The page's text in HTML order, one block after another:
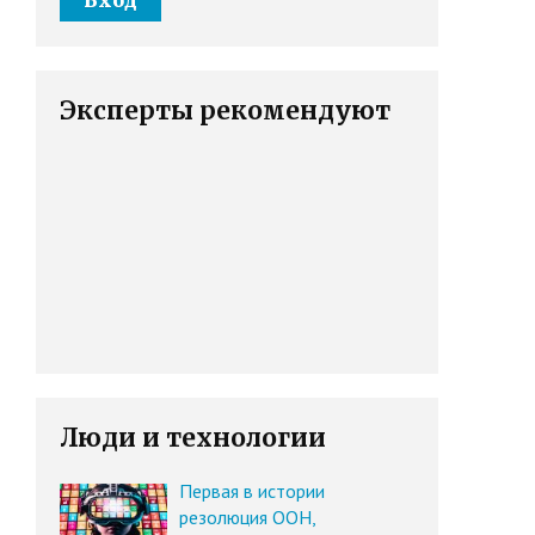
Эксперты рекомендуют
Люди и технологии
Первая в истории
резолюция ООН,